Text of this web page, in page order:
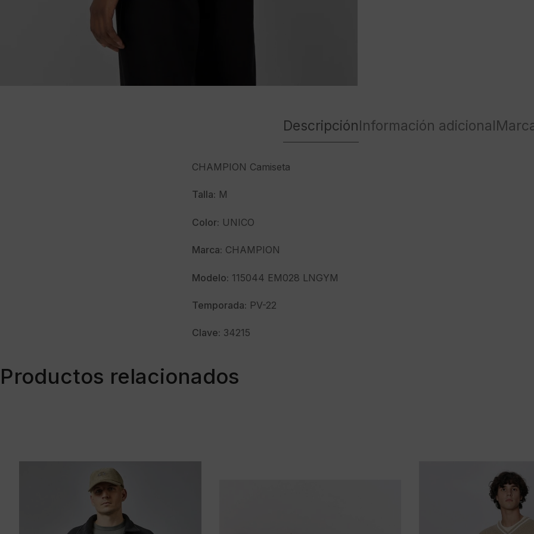
DescripciónInformación adicional
CHAMPION Camiseta
Talla: M
Color: UNICO
Marca: CHAMPION
Modelo: 115044 EM028 LNGYM
Temporada: PV-22
Clave: 34215
Productos relacionados